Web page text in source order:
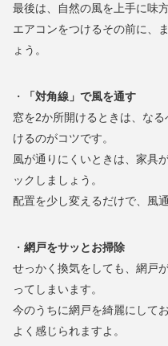
最後は、自然の風を上手に味
エアコンをつけるその前に、
ょう。
・
「対角線」で風を通す
窓を2か所開けるときは、な
けるのがコツです。
風が通りにくいときは、家具
ックしましょう。
配置を少し変えるだけで、風
・ 網戸をサッとお掃除
せっかく換気をしても、網戸
ってしまいます。
今のうちに網戸を綺麗にして
よく感じられますよ。